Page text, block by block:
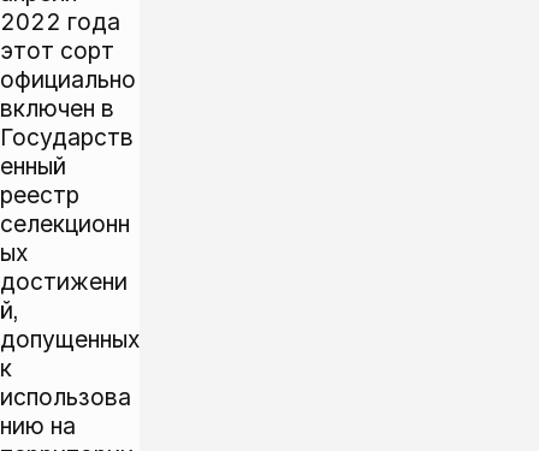
2022 года
этот сорт
официально
включен в
Государств
енный
реестр
селекционн
ых
достижени
й,
допущенных
к
использова
нию на